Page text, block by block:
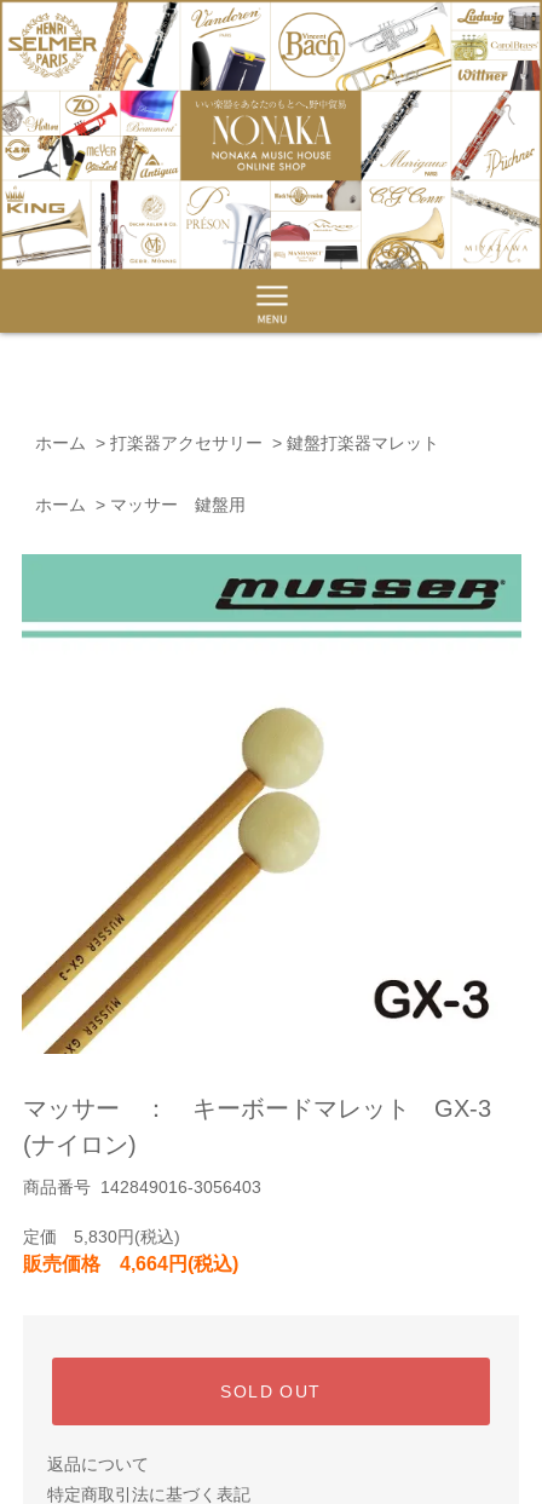
ホーム > 打楽器アクセサリー > 鍵盤打楽器マレット
ホーム > マッサー 鍵盤用
マッサー ： キーボードマレット GX-3
(ナイロン)
商品番号 142849016-3056403
定価 5,830円(税込)
販売価格 4,664円(税込)
SOLD OUT
返品について
特定商取引法に基づく表記